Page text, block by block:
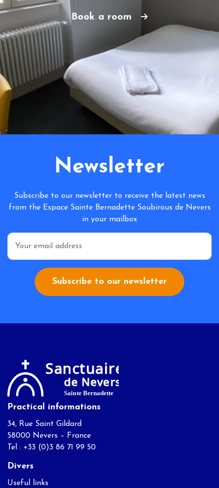
Book a room
Newsletter
Subscribe to our newsletter to receive the latest news
from the Espace Sainte Bernadette Soubirous de Nevers
in your mailbox
*
Subscribe to our newsletter
Practical informations
34, Rue Saint Gildard
58000 Nevers – France
Tel : +33 (0)3 86 71 99 50
Divers
Useful links